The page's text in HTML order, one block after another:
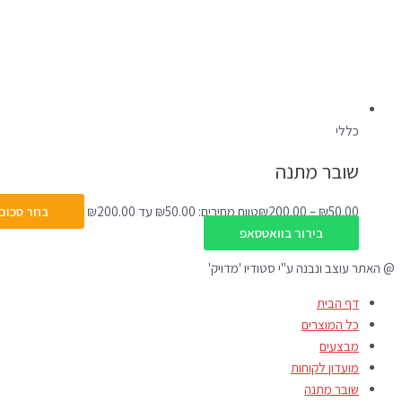
כללי
שובר מתנה
₪50.00
–
₪200.00 טווח מחירים: ⁦₪50.00⁩ עד ⁦₪200.00⁩ בחר
בירור בוואטסאפ
@ האתר עוצב ונבנה ע"י סטודיו 'מדויק'
דף הבית
כל המוצרים
מבצעים
מועדון לקוחות
שובר מתנה